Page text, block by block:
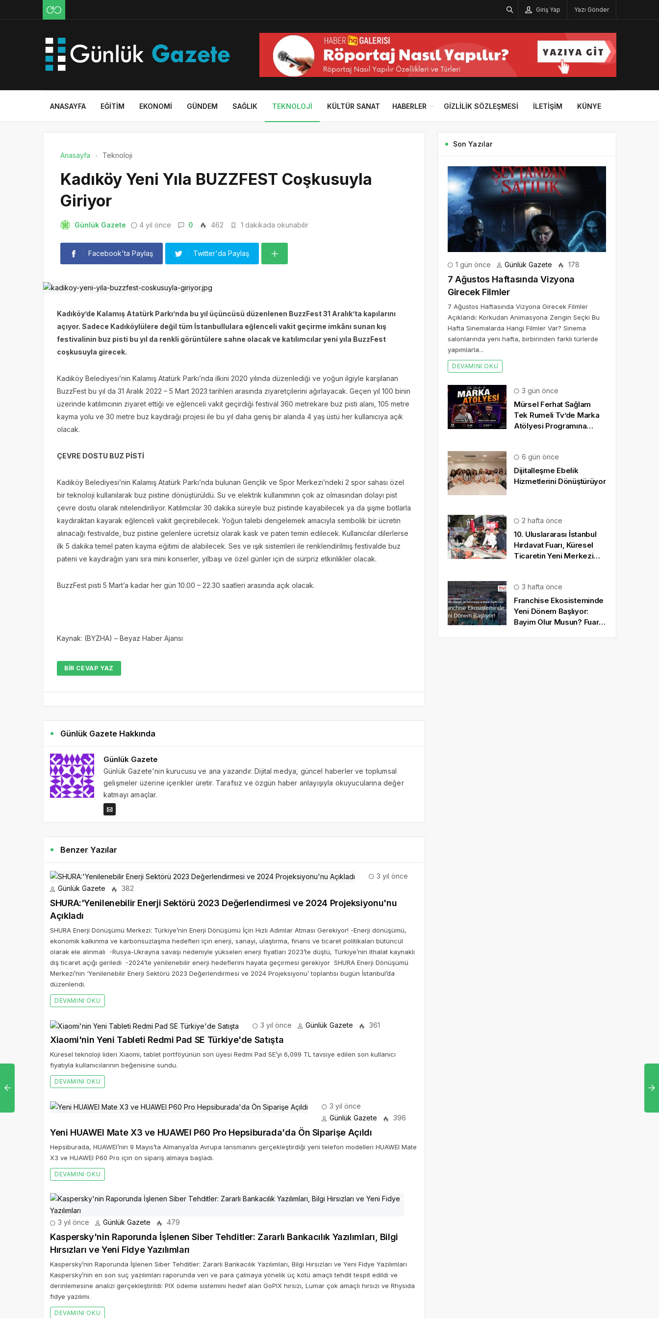
Giriş Yap Yazı Gönder
ANASAYFA EĞITIM EKONOMI GÜNDEM SAĞLIK TEKNOLOJI KÜLTÜR SANAT HABERLER GIZLILIK SÖZLEŞMESI İLETIŞIM KÜNYE
Anasayfa Teknoloji
Kadıköy Yeni Yıla BUZZFEST Coşkusuyla
Giriyor
Günlük Gazete 4 yıl önce 0 462 1 dakikada okunabilir
Facebook'ta Paylaş Twitter'da Paylaş
Kadıköy’de Kalamış Atatürk Parkı’nda bu yıl üçüncüsü düzenlenen BuzzFest 31 Aralık’ta kapılarını
açıyor. Sadece Kadıköylülere değil tüm İstanbullulara eğlenceli vakit geçirme imkânı sunan kış
festivalinin buz pisti bu yıl da renkli görüntülere sahne olacak ve katılımcılar yeni yıla BuzzFest
coşkusuyla girecek.
Kadıköy Belediyesi’nin Kalamış Atatürk Parkı’nda ilkini 2020 yılında düzenlediği ve yoğun ilgiyle karşılanan
BuzzFest bu yıl da 31 Aralık 2022 – 5 Mart 2023 tarihleri arasında ziyaretçilerini ağırlayacak. Geçen yıl 100 binin
üzerinde katılımcının ziyaret ettiği ve eğlenceli vakit geçirdiği festival 360 metrekare buz pisti alanı, 105 metre
kayma yolu ve 30 metre buz kaydırağı projesi ile bu yıl daha geniş bir alanda 4 yaş üstü her kullanıcıya açık
olacak.
ÇEVRE DOSTU BUZ PİSTİ
Kadıköy Belediyesi’nin Kalamış Atatürk Parkı’nda bulunan Gençlik ve Spor Merkezi’ndeki 2 spor sahası özel
bir teknoloji kullanılarak buz pistine dönüştürüldü. Su ve elektrik kullanımının çok az olmasından dolayı pist
çevre dostu olarak nitelendiriliyor. Katılımcılar 30 dakika süreyle buz pistinde kayabilecek ya da şişme botlarla
kaydıraktan kayarak eğlenceli vakit geçirebilecek. Yoğun talebi dengelemek amacıyla sembolik bir ücretin
alınacağı festivalde, buz pistine gelenlere ücretsiz olarak kask ve paten temin edilecek. Kullanıcılar dilerlerse
ilk 5 dakika temel paten kayma eğitimi de alabilecek. Ses ve ışık sistemleri ile renklendirilmiş festivalde buz
pateni ve kaydırağın yanı sıra mini konserler, yılbaşı ve özel günler için de sürpriz etkinlikler olacak.
BuzzFest pisti 5 Mart’a kadar her gün 10.00 – 22.30 saatleri arasında açık olacak.
Kaynak: (BYZHA) – Beyaz Haber Ajansı
BIR CEVAP YAZ
Günlük Gazete Hakkında
Günlük Gazete
Günlük Gazete'nin kurucusu ve ana yazarıdır. Dijital medya, güncel haberler ve toplumsal
gelişmeler üzerine içerikler üretir. Tarafsız ve özgün haber anlayışıyla okuyucularına değer
katmayı amaçlar.
Benzer Yazılar
3 yıl önce
Günlük Gazete
382
SHURA:'Yenilenebilir Enerji Sektörü 2023 Değerlendirmesi ve 2024 Projeksiyonu'nu
Açıkladı
SHURA Enerji Dönüşümü Merkezi: Türkiye’nin Enerji Dönüşümü İçin Hızlı Adımlar Atması Gerekiyor! -Enerji dönüşümü,
ekonomik kalkınma ve karbonsuzlaşma hedefleri için enerji, sanayi, ulaştırma, finans ve ticaret politikaları bütüncül
olarak ele alınmalı -Rusya-Ukrayna savaşı nedeniyle yükselen enerji fiyatları 2023’te düştü, Türkiye’nin ithalat kaynaklı
dış ticaret açığı geriledi -2024’te yenilenebilir enerji hedeflerini hayata geçirmesi gerekiyor SHURA Enerji Dönüşümü
Merkezi’nin ‘Yenilenebilir Enerji Sektörü 2023 Değerlendirmesi ve 2024 Projeksiyonu’ toplantısı bugün İstanbul’da
düzenlendi.
DEVAMINI OKU
3 yıl önce Günlük Gazete 361
Xiaomi'nin Yeni Tableti Redmi Pad SE Türkiye'de Satışta
Küresel teknoloji lideri Xiaomi, tablet portföyünün son üyesi Redmi Pad SE’yi 6,099 TL tavsiye edilen son kullanıcı
fiyatıyla kullanıcılarının beğenisine sundu.
DEVAMINI OKU
3 yıl önce
Günlük Gazete
396
Yeni HUAWEI Mate X3 ve HUAWEI P60 Pro Hepsiburada'da Ön Siparişe Açıldı
Hepsiburada, HUAWEI’nin 9 Mayıs’ta Almanya’da Avrupa lansmanını gerçekleştirdiği yeni telefon modelleri HUAWEI Mate
X3 ve HUAWEI P60 Pro için ön sipariş almaya başladı.
DEVAMINI OKU
3 yıl önce Günlük Gazete 479
Kaspersky'nin Raporunda İşlenen Siber Tehditler: Zararlı Bankacılık Yazılımları, Bilgi
Hırsızları ve Yeni Fidye Yazılımları
Kaspersky’nin Raporunda İşlenen Siber Tehditler: Zararlı Bankacılık Yazılımları, Bilgi Hırsızları ve Yeni Fidye Yazılımları
Kaspersky’nin en son suç yazılımları raporunda veri ve para çalmaya yönelik üç kötü amaçlı tehdit tespit edildi ve
derinlemesine analizi gerçekleştirildi: PIX ödeme sistemini hedef alan GoPIX hırsızı, Lumar çok amaçlı hırsızı ve Rhysida
fidye yazılımı.
DEVAMINI OKU
Son Yazılar
1 gün önce Günlük Gazete 178
7 Ağustos Haftasında Vizyona
Girecek Filmler
7 Ağustos Haftasında Vizyona Girecek Filmler
Açıklandı: Korkudan Animasyona Zengin Seçki Bu
Hafta Sinemalarda Hangi Filmler Var? Sinema
salonlarında yeni hafta, birbirinden farklı türlerde
yapımlarla...
DEVAMINI OKU
3 gün önce
Mürsel Ferhat Sağlam
Tek Rumeli Tv’de Marka
Atölyesi Programına
6 gün önce
Dijitalleşme Ebelik
Hizmetlerini Dönüştürüyor
2 hafta önce
10. Uluslararası İstanbul
Hırdavat Fuarı, Küresel
Ticaretin Yeni Merkezi
3 hafta önce
Franchise Ekosisteminde
Yeni Dönem Başlıyor:
Bayim Olur Musun? Fuarı